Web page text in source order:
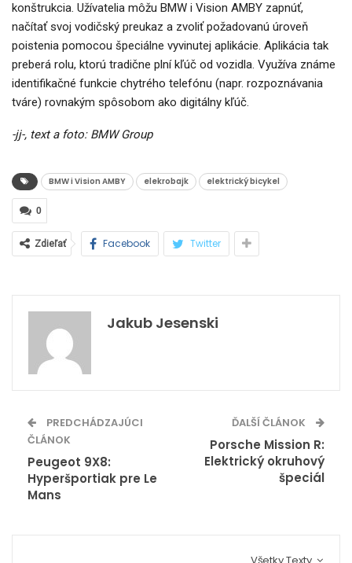
konštrukcia. Užívatelia môžu BMW i Vision AMBY zapnúť,
načítať svoj vodičský preukaz a zvoliť požadovanú úroveň
poistenia pomocou špeciálne vyvinutej aplikácie. Aplikácia tak
preberá rolu, ktorú tradične plní kľúč od vozidla. Využíva známe
identifikačné funkcie chytrého telefónu (napr. rozpoznávania
tváre) rovnakým spôsobom ako digitálny kľúč.
-jj-, text a foto: BMW Group
BMW i Vision AMBY elekrobajk elektrický bicykel
0
Zdieľať Facebook Twitter
Jakub Jesenski
PREDCHÁDZAJÚCI
ČLÁNOK
Peugeot 9X8:
Hyperšportiak pre Le
Mans
ĎALŠÍ ČLÁNOK
Porsche Mission R:
Elektrický okruhový
špeciál